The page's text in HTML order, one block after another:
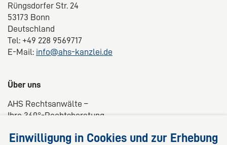
Rüngsdorfer Str. 24
53173 Bonn
Deutschland
Tel: +49 228 9569717
E-Mail: info@ahs-kanzlei.de
Über uns
AHS Rechtsanwälte –
Ihre 360°-Rechtsberatung
praxisnahe Lösungen für Ihre Rechtsfragen.
Einwilligung in Cookies und zur Erhebung